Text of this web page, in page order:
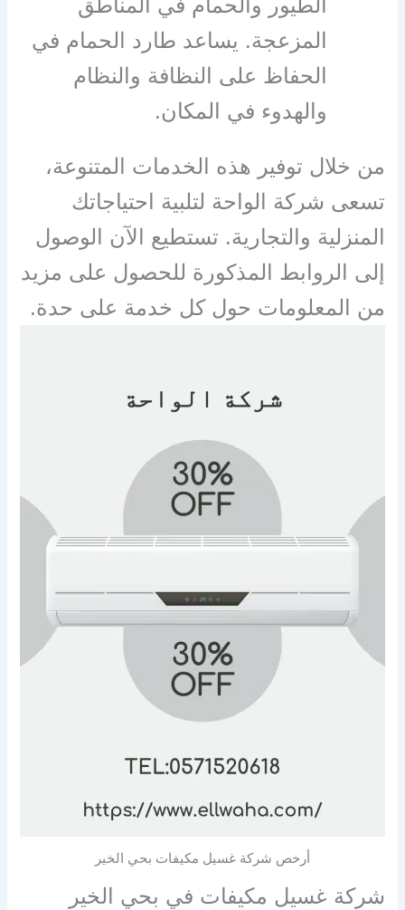
الطيور والحمام في المناطق
المزعجة. يساعد طارد الحمام في
الحفاظ على النظافة والنظام
والهدوء في المكان.
من خلال توفير هذه الخدمات المتنوعة،
تسعى شركة الواحة لتلبية احتياجاتك
المنزلية والتجارية. تستطيع الآن الوصول
إلى الروابط المذكورة للحصول على مزيد
من المعلومات حول كل خدمة على حدة.
أرخص شركة غسيل مكيفات بحي الخير
شركة غسيل مكيفات في بحي الخير